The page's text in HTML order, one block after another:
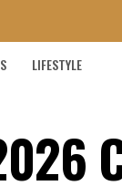
LIFESTYLE